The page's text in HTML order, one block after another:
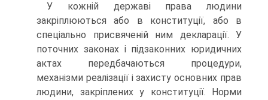
У кожній державі права людини
закріплюються або в конституції, або в
спеціально присвяченій ним декларації. У
поточних законах і підзаконних юридичних
актах передбачаються процедури,
механізми реалізації і захисту основних прав
людини, закріплених у конституції. Норми